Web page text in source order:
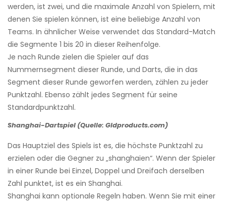
werden, ist zwei, und die maximale Anzahl von Spielern, mit
denen Sie spielen können, ist eine beliebige Anzahl von
Teams. In ähnlicher Weise verwendet das Standard-Match
die Segmente 1 bis 20 in dieser Reihenfolge.
Je nach Runde zielen die Spieler auf das
Nummernsegment dieser Runde, und Darts, die in das
Segment dieser Runde geworfen werden, zählen zu jeder
Punktzahl. Ebenso zählt jedes Segment für seine
Standardpunktzahl.
Shanghai-Dartspiel (Quelle: Gldproducts.com)
Das Hauptziel des Spiels ist es, die höchste Punktzahl zu
erzielen oder die Gegner zu „shanghaien“. Wenn der Spieler
in einer Runde bei Einzel, Doppel und Dreifach derselben
Zahl punktet, ist es ein Shanghai.
Shanghai kann optionale Regeln haben. Wenn Sie mit einer